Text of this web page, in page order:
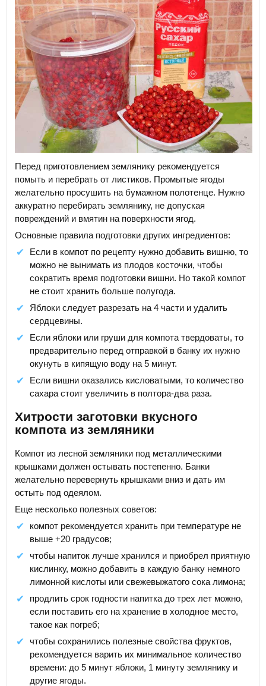
Перед приготовлением землянику рекомендуется
помыть и перебрать от листиков. Промытые ягоды
желательно просушить на бумажном полотенце. Нужно
аккуратно перебирать землянику, не допуская
повреждений и вмятин на поверхности ягод.
Основные правила подготовки других ингредиентов:
Если в компот по рецепту нужно добавить вишню, то
можно не вынимать из плодов косточки, чтобы
сократить время подготовки вишни. Но такой компот
не стоит хранить больше полугода.
Яблоки следует разрезать на 4 части и удалить
сердцевины.
Если яблоки или груши для компота твердоваты, то
предварительно перед отправкой в банку их нужно
окунуть в кипящую воду на 5 минут.
Если вишни оказались кисловатыми, то количество
сахара стоит увеличить в полтора-два раза.
Хитрости заготовки вкусного
компота из земляники
Компот из лесной земляники под металлическими
крышками должен остывать постепенно. Банки
желательно перевернуть крышками вниз и дать им
остыть под одеялом.
Еще несколько полезных советов:
компот рекомендуется хранить при температуре не
выше +20 градусов;
чтобы напиток лучше хранился и приобрел приятную
кислинку, можно добавить в каждую банку немного
лимонной кислоты или свежевыжатого сока лимона;
продлить срок годности напитка до трех лет можно,
если поставить его на хранение в холодное место,
такое как погреб;
чтобы сохранились полезные свойства фруктов,
рекомендуется варить их минимальное количество
времени: до 5 минут яблоки, 1 минуту землянику и
другие ягоды.